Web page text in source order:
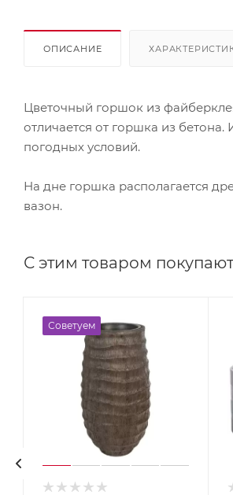
ОПИСАНИЕ
Цветочный горшок из
отличается от горшка из
погодных условий.
На дне горшка располагается
вазон.
С этим товаром покупают
Советуем